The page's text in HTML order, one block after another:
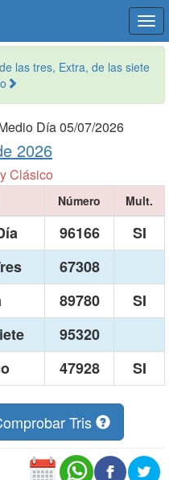
las tres, Extra, de las siete
Día 05/07/2026
2026
Clásico
Número Mult.
96166
SI
67308
89780
SI
95320
47928 SI
Tris